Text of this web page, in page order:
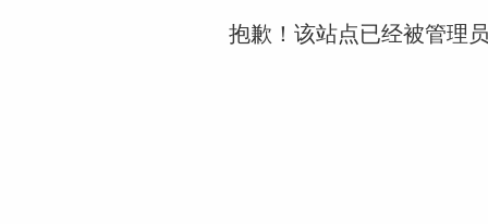
抱歉！该站点已经被管理